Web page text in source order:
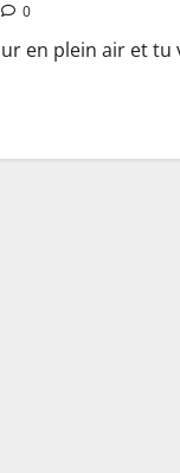
0
en plein air et